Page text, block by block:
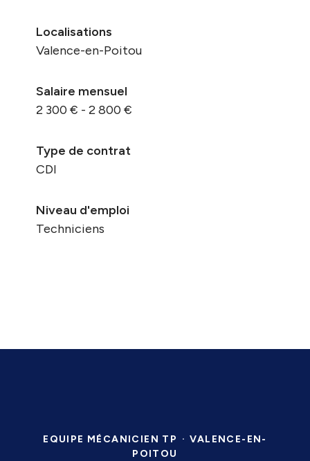
Localisations
Valence-en-Poitou
Salaire mensuel
2 300 € - 2 800 €
Type de contrat
CDI
Niveau d'emploi
Techniciens
EQUIPE MÉCANICIEN TP · VALENCE-EN-
POITOU